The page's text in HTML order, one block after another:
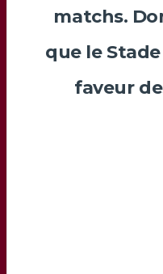
matchs.
que le
faveur